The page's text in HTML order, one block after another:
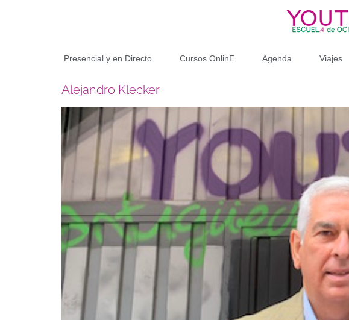
Presencial y en Directo Cursos OnlinE Agenda Viajes
Alejandro Klecker